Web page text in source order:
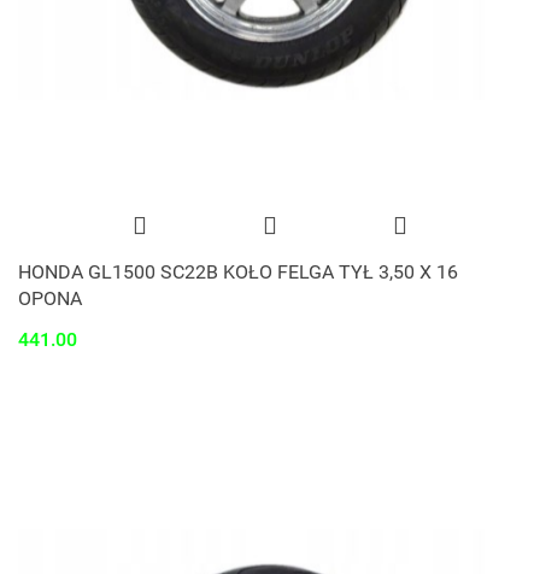
HONDA GL1500 SC22B KOŁO FELGA TYŁ 3,50 X 16
OPONA
441.00